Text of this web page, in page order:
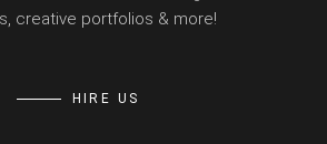
creative portfolios & more!
HIRE US